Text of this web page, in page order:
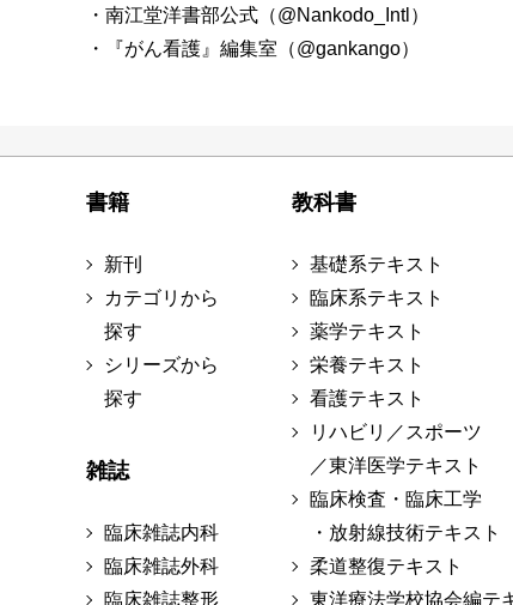
・南江堂洋書部公式（@Nankodo_Intl）
・『がん看護』編集室（@gankango）
書籍
新刊
カテゴリから
探す
シリーズから
探す
雑誌
臨床雑誌内科
臨床雑誌外科
臨床雑誌整形
教科書
基礎系テキスト
臨床系テキスト
薬学テキスト
栄養テキスト
看護テキスト
リハビリ／スポーツ
／東洋医学テキスト
臨床検査・臨床工学
・放射線技術テキスト
柔道整復テキスト
東洋療法学校協会編テ